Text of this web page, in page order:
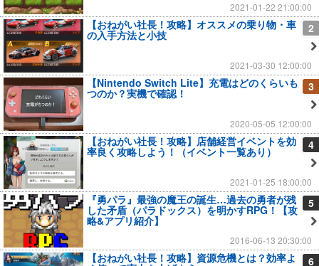
2021-01-22 21:00:00
2
【おねがい社長！攻略】オススメの乗り物・車
の入手方法と小技
2021-03-30 12:00:00
3
【Nintendo Switch Lite】充電はどのくらいも
つのか？実機で確認！
2020-05-05 12:00:00
4
【おねがい社長！攻略】店舗経営イベントを効
率良く攻略しよう！（イベント一覧あり）
2021-01-25 18:00:00
5
『勇パラ』最強の魔王の誕生…過去の勇者が残
した矛盾（パラドックス）を明かすRPG！【攻
略&アプリ紹介】
2016-06-13 20:30:00
6
【おねがい社長！攻略】資源危機とは？効率よ